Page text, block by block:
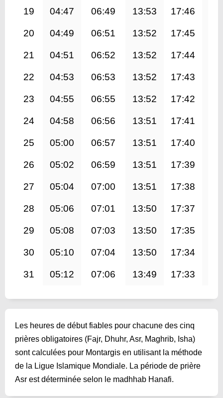
19 04:47 06:49 13:53 17:46
20 04:49 06:51 13:52 17:45
21 04:51 06:52 13:52 17:44
22 04:53 06:53 13:52 17:43
23 04:55 06:55 13:52 17:42
24 04:58 06:56 13:51 17:41
25 05:00 06:57 13:51 17:40
26 05:02 06:59 13:51 17:39
27 05:04 07:00 13:51 17:38
28 05:06 07:01 13:50 17:37
29 05:08 07:03 13:50 17:35
30 05:10 07:04 13:50 17:34
31 05:12 07:06 13:49 17:33
Les heures de début fiables pour chacune des cinq
prières obligatoires (Fajr, Dhuhr, Asr, Maghrib, Isha)
sont calculées pour Montargis en utilisant la méthode
de la Ligue Islamique Mondiale. La période de prière
Asr est déterminée selon le madhhab Hanafi.